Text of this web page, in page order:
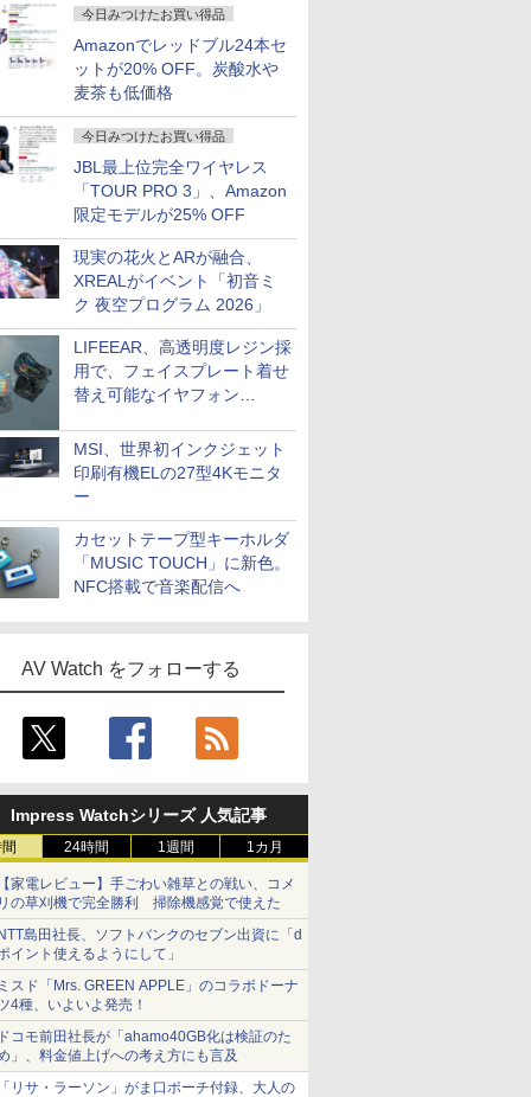
今日みつけたお買い得品
Amazonでレッドブル24本セ
ットが20% OFF。炭酸水や
麦茶も低価格
今日みつけたお買い得品
JBL最上位完全ワイヤレス
「TOUR PRO 3」、Amazon
限定モデルが25% OFF
現実の花火とARが融合、
XREALがイベント「初音ミ
ク 夜空プログラム 2026」
LIFEEAR、高透明度レジン採
用で、フェイスプレート着せ
替え可能なイヤフォン
MSI、世界初インクジェット
印刷有機ELの27型4Kモニタ
ー
カセットテープ型キーホルダ
「MUSIC TOUCH」に新色。
NFC搭載で音楽配信へ
AV Watch をフォローする
Impress Watchシリーズ 人気記事
24時間 1週間 1カ月
家電レビュー】手ごわい雑草との戦い、コメ
の草刈機で完全勝利 掃除機感覚で使えた
島田社長、ソフトバンクのセブン出資に「d
イント使えるようにして」
スド「Mrs. GREEN APPLE」のコラボドーナ
4種、いよいよ発売！
コモ前田社長が「ahamo40GB化は検証のた
」、料金値上げへの考え方にも言及
リサ・ラーソン」がま口ポーチ付録、大人の